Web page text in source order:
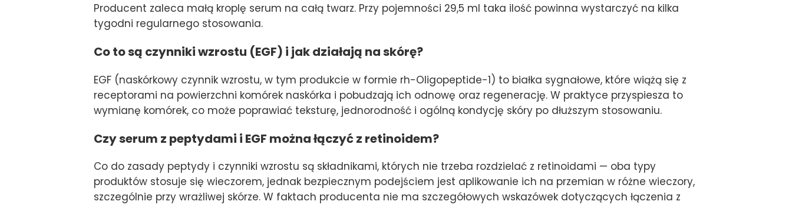
Producent zaleca małą kroplę serum na całą twarz. Przy pojemności 29,5 ml taka ilość powinna wystarczyć na kilka
tygodni regularnego stosowania.
Co to są czynniki wzrostu (EGF) i jak działają na skórę?
EGF (naskórkowy czynnik wzrostu, w tym produkcie w formie rh-Oligopeptide-1) to białka sygnałowe, które wiążą się z
receptorami na powierzchni komórek naskórka i pobudzają ich odnowę oraz regenerację. W praktyce przyspiesza to
wymianę komórek, co może poprawiać teksturę, jednorodność i ogólną kondycję skóry po dłuższym stosowaniu.
Czy serum z peptydami i EGF można łączyć z retinoidem?
Co do zasady peptydy i czynniki wzrostu są składnikami, których nie trzeba rozdzielać z retinoidami — oba typy
produktów stosuje się wieczorem, jednak bezpiecznym podejściem jest aplikowanie ich na przemian w różne wieczory,
szczególnie przy wrażliwej skórze. W faktach producenta nie ma szczegółowych wskazówek dotyczących łączenia z